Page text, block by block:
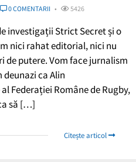
0 COMENTARII 5426
investigații Strict Secret și o
nici rahat editorial, nici nu
putere. Vom face jurnalism
ca Alin
Federației Române de Rugby,
să […]
Citește articol